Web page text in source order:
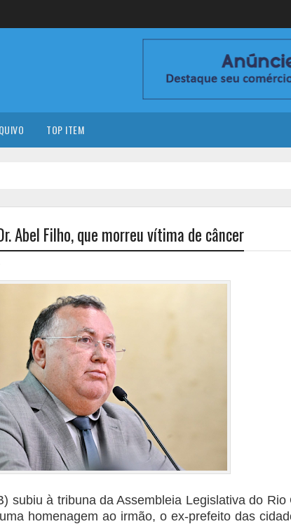
TOP ITEM
Abel Filho, que morreu vítima de câncer
subiu à tribuna da Assembleia Legislativa do
homenagem ao irmão, o ex-prefeito das